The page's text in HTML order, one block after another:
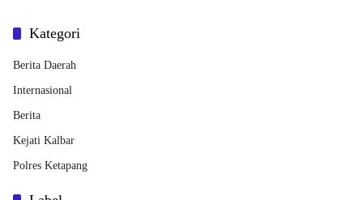
Kategori
Berita Daerah
Internasional
Berita
Kejati Kalbar
Polres Ketapang